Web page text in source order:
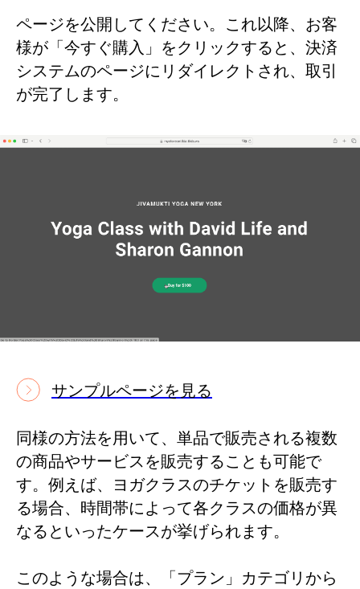
ページを公開してください。これ以降、お客
様が「今すぐ購入」をクリックすると、決済
システムのページにリダイレクトされ、取引
が完了します。
サンプルページを見る
同様の方法を用いて、単品で販売される複数
の商品やサービスを販売することも可能で
す。例えば、ヨガクラスのチケットを販売す
る場合、時間帯によって各クラスの価格が異
なるといったケースが挙げられます。
このような場合は、「プラン」カテゴリから